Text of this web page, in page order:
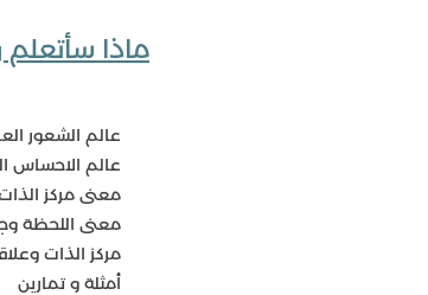
ماذا
عالم الشعور
عالم الاحساس
معنى مركز
معنى اللحظة
مركز الذات
أمثلة و تمارين